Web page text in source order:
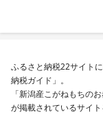
ふるさと納税22サイト
納税ガイド」。
「新潟産こがねもちの
が掲載されているサイト